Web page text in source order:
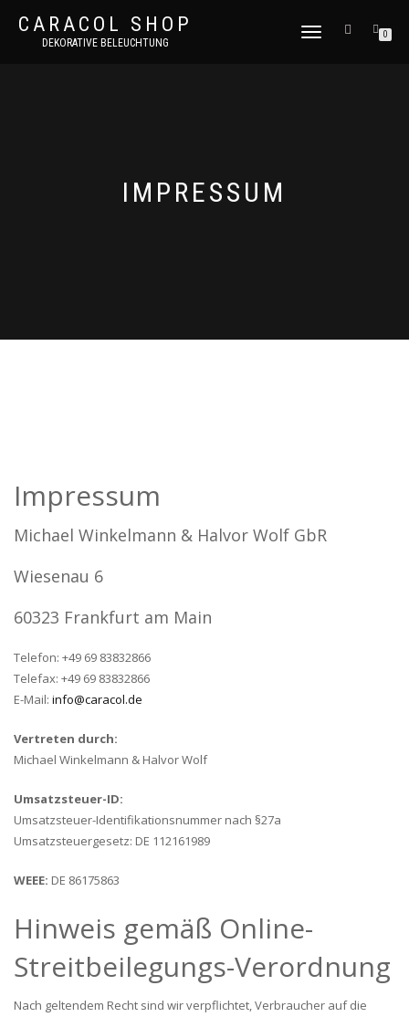
CARACOL SHOP
DEKORATIVE BELEUCHTUNG
NAVIGATION
0
IMPRESSUM
Impressum
Michael Winkelmann & Halvor Wolf GbR
Wiesenau 6
60323 Frankfurt am Main
Telefon: +49 69 83832866
Telefax: +49 69 83832866
E-Mail: info@caracol.de
Vertreten durch:
Michael Winkelmann & Halvor Wolf
Umsatzsteuer-ID:
Umsatzsteuer-Identifikationsnummer nach §27a
Umsatzsteuergesetz: DE 112161989
WEEE: DE 86175863
Hinweis gemäß Online-
Streitbeilegungs-Verordnung
Nach geltendem Recht sind wir verpflichtet, Verbraucher auf die